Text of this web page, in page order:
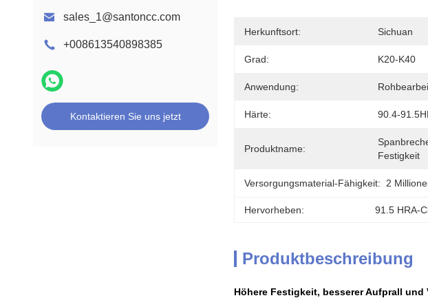
sales_1@santoncc.com
+008613540898385
Kontaktieren Sie uns jetzt
Herkunftsort: Sichuan
Grad: K20-K40
Anwendung:
Härte: 90.4-
Produktname:
Festigkeit
Versorgungsmaterial-Fähigkeit: 2
Hervorheben: 91.5 HRA-
Produktbeschreibung
Höhere Festigkeit, besserer Aufprall